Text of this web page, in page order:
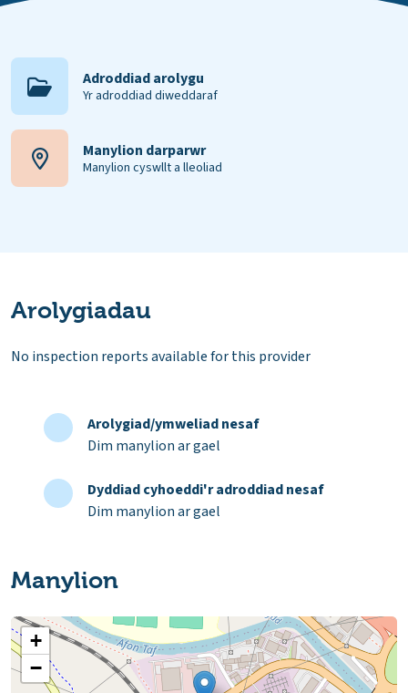
Adroddiad arolygu
Yr adroddiad diweddaraf
Manylion darparwr
Manylion cyswllt a lleoliad
Arolygiadau
No inspection reports available for this provider
Arolygiad/ymweliad nesaf
Dim manylion ar gael
Dyddiad cyhoeddi'r adroddiad nesaf
Dim manylion ar gael
Manylion
+
−